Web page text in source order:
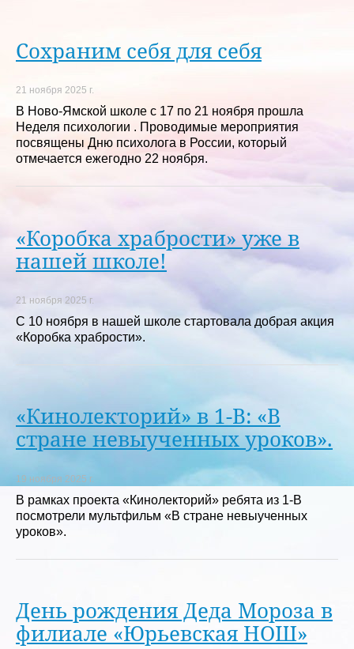
Сохраним себя для себя
21 ноября 2025 г.
В Ново-Ямской школе с 17 по 21 ноября прошла
Неделя психологии . Проводимые мероприятия
посвящены Дню психолога в России, который
отмечается ежегодно 22 ноября.
«Коробка храбрости» уже в
нашей школе!
21 ноября 2025 г.
С 10 ноября в нашей школе стартовала добрая акция
«Коробка храбрости».
«Кинолекторий» в 1-В: «В
стране невыученных уроков».
19 ноября 2025 г.
В рамках проекта «Кинолекторий» ребята из 1-В
посмотрели мультфильм «В стране невыученных
уроков».
День рождения Деда Мороза в
филиале «Юрьевская НОШ»